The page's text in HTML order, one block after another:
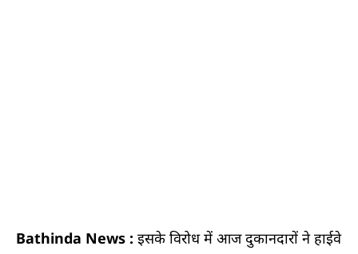
Bathinda News : इसके विरोध में आज दुकानदारों ने हाईवे